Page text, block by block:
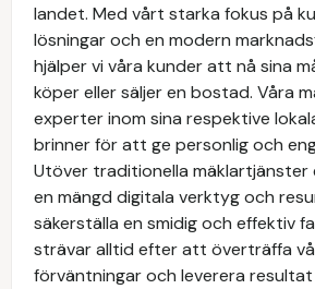
landet. Med vårt starka fokus på
lösningar och en modern
hjälper vi våra kunder att nå sina
köper eller säljer en bostad. Våra
experter inom sina respektive
brinner för att ge personlig och
Utöver traditionella mäklartjänster
en mängd digitala verktyg och
säkerställa en smidig och effektiv
strävar alltid efter att överträffa
förväntningar och leverera